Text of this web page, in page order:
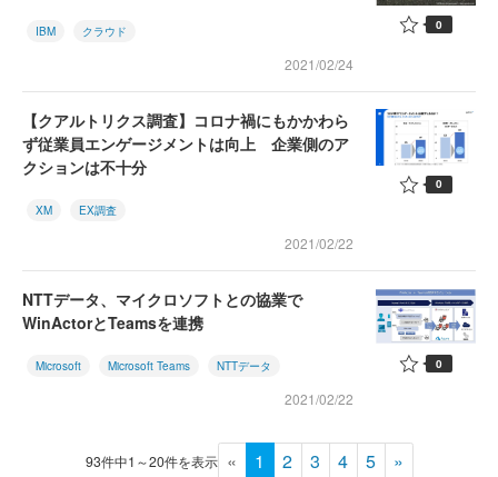
IBM クラウド
2021/02/24
0
【クアルトリクス調査】コロナ禍にもかかわら
ず従業員エンゲージメントは向上 企業側のア
クションは不十分
XM EX調査
2021/02/22
0
NTTデータ、マイクロソフトとの協業で
WinActorとTeamsを連携
Microsoft Microsoft Teams NTTデータ
2021/02/22
0
93件中1～20件を表示 « 1 2 3 4 5 »